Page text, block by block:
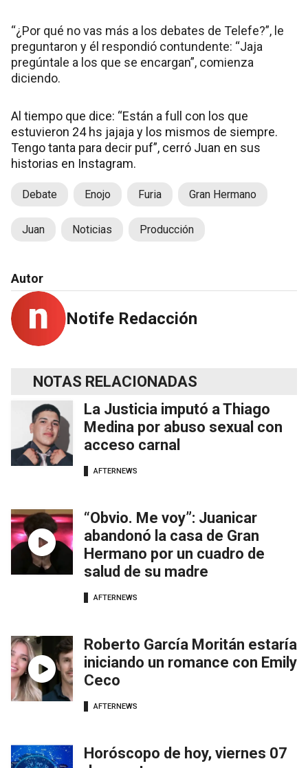
“¿Por qué no vas más a los debates de Telefe?”, le
preguntaron y él respondió contundente: “Jaja
pregúntale a los que se encargan”, comienza
diciendo.
Al tiempo que dice: “Están a full con los que
estuvieron 24 hs jajaja y los mismos de siempre.
Tengo tanta para decir puf”, cerró Juan en sus
historias en Instagram.
Debate Enojo Furia Gran Hermano
Juan Noticias Producción
Autor
Notife Redacción
NOTAS RELACIONADAS
La Justicia imputó a Thiago
Medina por abuso sexual con
acceso carnal
AFTERNEWS
“Obvio. Me voy”: Juanicar
abandonó la casa de Gran
Hermano por un cuadro de
salud de su madre
AFTERNEWS
Roberto García Moritán estaría
iniciando un romance con Emily
Ceco
AFTERNEWS
Horóscopo de hoy, viernes 07